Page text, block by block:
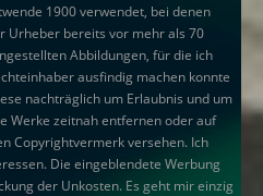
1900 verwendet, bei denen
Urheber bereits vor mehr als 70
Abbildungen, für die ich
ausfindig machen konnte
nachträglich um Erlaubnis und um
Werke zeitnah entfernen oder auf
Copyrightvermerk versehen. Ich
Die eingeblendete Werbung
der Unkosten. Es geht mir einzig